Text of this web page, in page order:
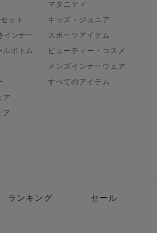
ット
インナー
ルボトム
ア
ア
マタニティ
キッズ・ジュニア
スポーツアイテム
ビューティー・コスメ
メンズインナーウェア
すべてのアイテム
ランキング セール